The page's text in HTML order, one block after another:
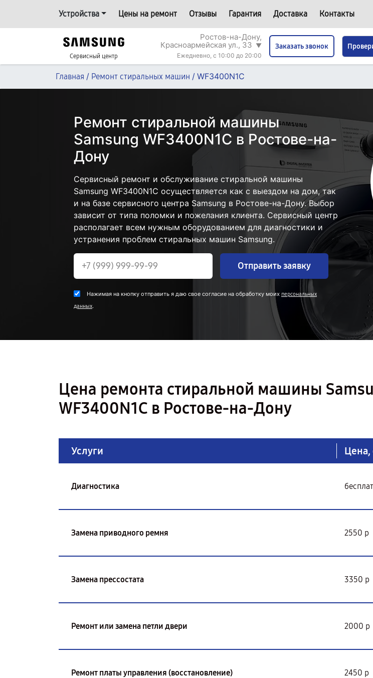
Устройства Цены на ремонт Отзывы Гарантия Доставка Контакты
Сервисный центр
Ростов-на-Дону,
Красноармейская ул., 33 ▼
Ежедневно, с 10:00 до 20:00
Заказать звонок
Главная / Ремонт стиральных машин / WF3400N1C
Ремонт стиральной машины
Samsung WF3400N1C в Ростове-на-
Дону
Сервисный ремонт и обслуживание стиральной машины
Samsung WF3400N1C осуществляется как с выездом на дом, так
и на базе сервисного центра Samsung в Ростове-на-Дону. Выбор
зависит от типа поломки и пожелания клиента. Сервисный центр
располагает всем нужным оборудованием для диагностики и
устранения проблем стиральных машин Samsung.
Отправить заявку
Нажимая на кнопку отправить я даю свое согласие на обработку моих персональных
данных.
Цена ремонта стиральной машины
WF3400N1C в Ростове-на-Дону
Услуги Цена,
Диагностика
Замена приводного ремня 2550 р
Замена прессостата 3350 р
Ремонт или замена петли двери 2000 р
Ремонт платы управления (восстановление) 2450 р